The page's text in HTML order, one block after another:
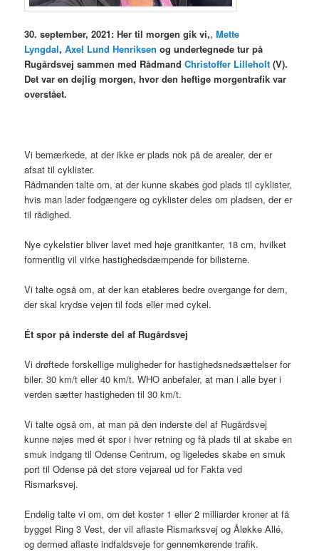
30. september, 2021: Her til morgen gik vi,, Mette
Lyngdal,Axel Lund Henriksen og undertegnede tur på
Rugårdsvej sammen med RådmandChristoffer Lilleholt (V).
Det var en dejlig morgen, hvor den heftige morgentrafik var
overstået.
Vi bemærkede, at der ikke er plads nok på de arealer, der er
afsat til cyklister.
Rådmanden talte om, at der kunne skabes god plads til cyklister,
hvis man lader fodgængere og cyklister deles om pladsen, der er
til rådighed.
Nye cykelstier bliver lavet med høje granitkanter, 18 cm, hvilket
formentlig vil virke hastighedsdæmpende for bilisterne.
Vi talte også om, at der kan etableres bedre overgange for dem,
der skal krydse vejen til fods eller med cykel.
Ét spor på inderste del af Rugårdsvej
Vi drøftede forskellige muligheder for hastighedsnedsættelser for
biler. 30 km/t eller 40 km/t. WHO anbefaler, at man i alle byer i
verden sætter hastigheden til 30 km/t.
Vi talte også om, at man på den inderste del af Rugårdsvej
kunne nøjes med ét spor i hver retning og få plads til at skabe en
smuk indgang til Odense Centrum, og ligeledes skabe en smuk
port til Odense på det store vejareal ud for Fakta ved
Rismarksvej.
Endelig talte vi om, om det koster 1 eller 2 milliarder kroner at få
bygget Ring 3 Vest, der vil aflaste Rismarksvej og Åløkke Allé,
og dermed aflaste indfaldsveje for gennemkørende trafik.